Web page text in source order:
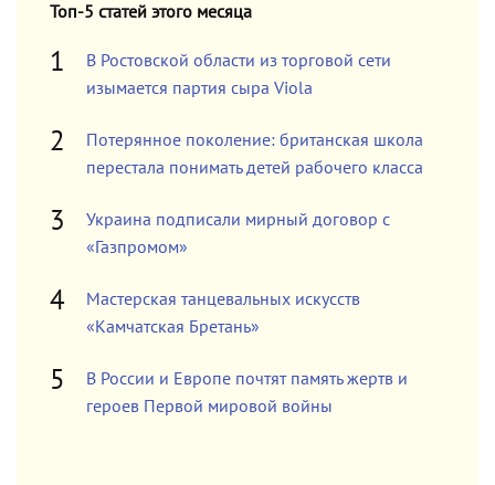
Топ-5 статей этого месяца
В Ростовской области из торговой сети
изымается партия сыра Viola
Потерянное поколение: британская школа
перестала понимать детей рабочего класса
Украина подписали мирный договор с
«Газпромом»
Мастерская танцевальных искусств
«Камчатская Бретань»
В России и Европе почтят память жертв и
героев Первой мировой войны